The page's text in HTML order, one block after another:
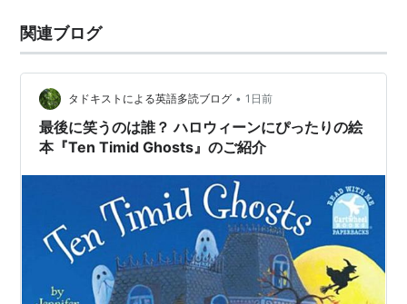
関連ブログ
タドキストによる英語多読ブログ • 1日前
最後に笑うのは誰？ ハロウィーンにぴったりの絵
本『Ten Timid Ghosts』のご紹介